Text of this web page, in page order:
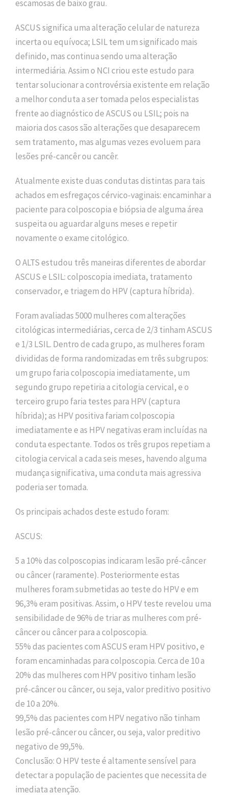
escamosas de baixo grau.
ASCUS significa uma alteração celular de natureza
incerta ou equívoca; LSIL tem um significado mais
definido, mas continua sendo uma alteração
intermediária. Assim o NCI criou este estudo para
tentar solucionar a controvérsia existente em relação
a melhor conduta a ser tomada pelos especialistas
frente ao diagnóstico de ASCUS ou LSIL; pois na
maioria dos casos são alterações que desaparecem
sem tratamento, mas algumas vezes evoluem para
lesões pré-cancêr ou cancêr.
Atualmente existe duas condutas distintas para tais
achados em esfregaços cérvico-vaginais: encaminhar a
paciente para colposcopia e biópsia de alguma área
suspeita ou aguardar alguns meses e repetir
novamente o exame citológico.
O ALTS estudou três maneiras diferentes de abordar
ASCUS e LSIL: colposcopia imediata, tratamento
conservador, e triagem do HPV (captura híbrida).
Foram avaliadas 5000 mulheres com alterações
citológicas intermediárias, cerca de 2/3 tinham ASCUS
e 1/3 LSIL. Dentro de cada grupo, as mulheres foram
divididas de forma randomizadas em três subgrupos:
um grupo faria colposcopia imediatamente, um
segundo grupo repetiria a citologia cervical, e o
terceiro grupo faria testes para HPV (captura
híbrida); as HPV positiva fariam colposcopia
imediatamente e as HPV negativas eram incluídas na
conduta espectante. Todos os três grupos repetiam a
citologia cervical a cada seis meses, havendo alguma
mudança significativa, uma conduta mais agressiva
poderia ser tomada.
Os principais achados deste estudo foram:
ASCUS:
5 a 10% das colposcopias indicaram lesão pré-câncer
ou câncer (raramente). Posteriormente estas
mulheres foram submetidas ao teste do HPV e em
96,3% eram positivas. Assim, o HPV teste revelou uma
sensibilidade de 96% de triar as mulheres com pré-
câncer ou câncer para a colposcopia.
55% das pacientes com ASCUS eram HPV positivo, e
foram encaminhadas para colposcopia. Cerca de 10 a
20% das mulheres com HPV positivo tinham lesão
pré-câncer ou câncer, ou seja, valor preditivo positivo
de 10 a 20%.
99,5% das pacientes com HPV negativo não tinham
lesão pré-câncer ou câncer, ou seja, valor preditivo
negativo de 99,5%.
Conclusão: O HPV teste é altamente sensível para
detectar a população de pacientes que necessita de
imediata atenção.